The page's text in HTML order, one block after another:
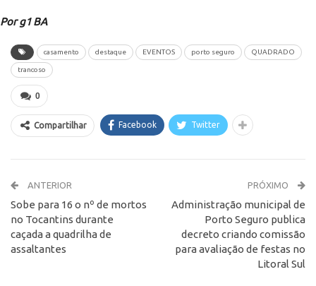
Por g1 BA
casamento destaque EVENTOS porto seguro QUADRADO
trancoso
0
Compartilhar Facebook Twitter
ANTERIOR
Sobe para 16 o nº de mortos
no Tocantins durante
caçada a quadrilha de
assaltantes
PRÓXIMO
Administração municipal de
Porto Seguro publica
decreto criando comissão
para avaliação de festas no
Litoral Sul